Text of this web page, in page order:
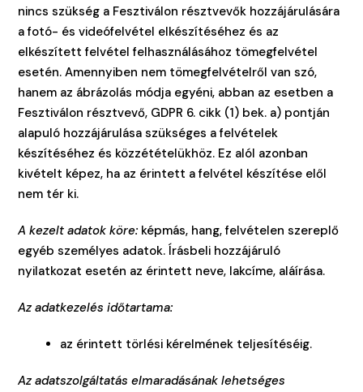
nincs szükség a Fesztiválon résztvevők hozzájárulására
a fotó- és videófelvétel elkészítéséhez és az
elkészített felvétel felhasználásához tömegfelvétel
esetén. Amennyiben nem tömegfelvételről van szó,
hanem az ábrázolás módja egyéni, abban az esetben a
Fesztiválon résztvevő, GDPR 6. cikk (1) bek. a) pontján
alapuló hozzájárulása szükséges a felvételek
készítéséhez és közzétételükhöz. Ez alól azonban
kivételt képez, ha az érintett a felvétel készítése elől
nem tér ki.
A kezelt adatok köre: képmás, hang, felvételen szereplő
egyéb személyes adatok. Írásbeli hozzájáruló
nyilatkozat esetén az érintett neve, lakcíme, aláírása.
Az adatkezelés időtartama:
az érintett törlési kérelmének teljesítéséig.
Az adatszolgáltatás elmaradásának lehetséges